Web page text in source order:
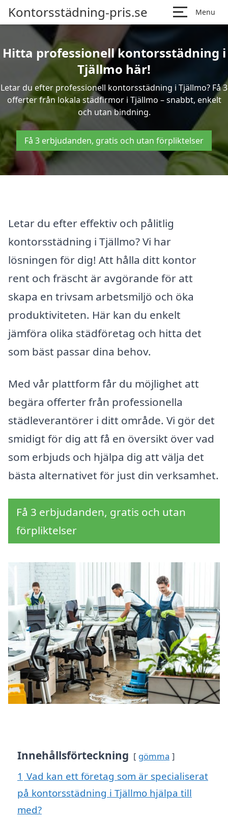
Kontorsstädning-pris.se Menu
Hitta professionell kontorsstädning i
Tjällmo här!
Letar du efter professionell kontorsstädning i Tjällmo? Få 3
offerter från lokala städfirmor i Tjällmo – snabbt, enkelt
och utan bindning.
Få 3 erbjudanden, gratis och utan förpliktelser
Letar du efter effektiv och pålitlig
kontorsstädning i Tjällmo? Vi har
lösningen för dig! Att hålla ditt kontor
rent och fräscht är avgörande för att
skapa en trivsam arbetsmiljö och öka
produktiviteten. Här kan du enkelt
jämföra olika städföretag och hitta det
som bäst passar dina behov.
Med vår plattform får du möjlighet att
begära offerter från professionella
städleverantörer i ditt område. Vi gör det
smidigt för dig att få en översikt över vad
som erbjuds och hjälpa dig att välja det
bästa alternativet för just din verksamhet.
Få 3 erbjudanden, gratis och utan
förpliktelser
Innehållsförteckning gömma
1 Vad kan ett företag som är specialiserat
på kontorsstädning i Tjällmo hjälpa till
med?